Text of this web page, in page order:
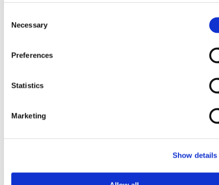
Selection
Necessary
Preferences
Statistics
Marketing
Show details